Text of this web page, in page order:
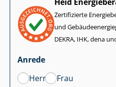
Zertifizierte
und
DEKRA, IHK, dena
Anrede
Herr
Frau